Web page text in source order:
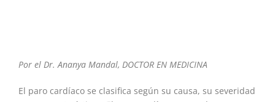
Por el Dr. Ananya Mandal, DOCTOR EN MEDICINA
El paro cardíaco se clasifica según su causa, su severidad